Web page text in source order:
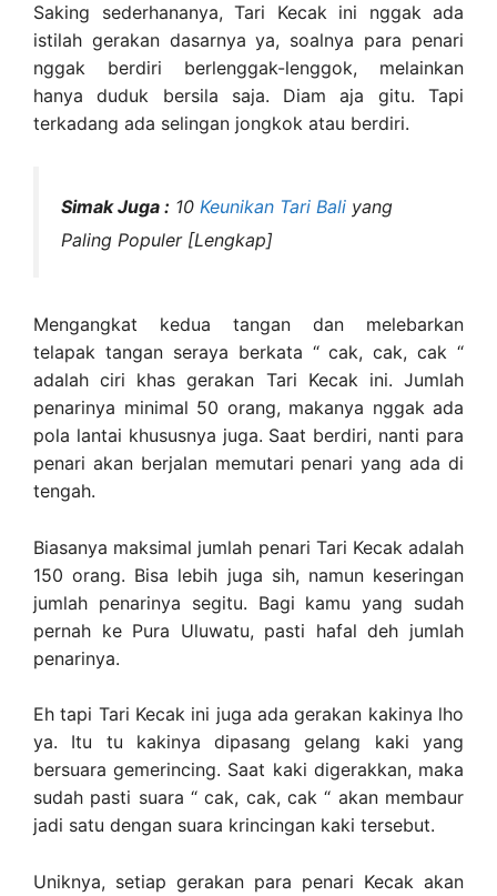
Saking sederhananya, Tari Kecak ini nggak ada
istilah gerakan dasarnya ya, soalnya para penari
nggak berdiri berlenggak-lenggok, melainkan
hanya duduk bersila saja. Diam aja gitu. Tapi
terkadang ada selingan jongkok atau berdiri.
Simak Juga : 10 Keunikan Tari Bali yang
Paling Populer [Lengkap]
Mengangkat kedua tangan dan melebarkan
telapak tangan seraya berkata “ cak, cak, cak “
adalah ciri khas gerakan Tari Kecak ini. Jumlah
penarinya minimal 50 orang, makanya nggak ada
pola lantai khususnya juga. Saat berdiri, nanti para
penari akan berjalan memutari penari yang ada di
tengah.
Biasanya maksimal jumlah penari Tari Kecak adalah
150 orang. Bisa lebih juga sih, namun keseringan
jumlah penarinya segitu. Bagi kamu yang sudah
pernah ke Pura Uluwatu, pasti hafal deh jumlah
penarinya.
Eh tapi Tari Kecak ini juga ada gerakan kakinya lho
ya. Itu tu kakinya dipasang gelang kaki yang
bersuara gemerincing. Saat kaki digerakkan, maka
sudah pasti suara “ cak, cak, cak “ akan membaur
jadi satu dengan suara krincingan kaki tersebut.
Uniknya, setiap gerakan para penari Kecak akan